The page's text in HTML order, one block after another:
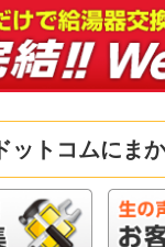
ットコムにま